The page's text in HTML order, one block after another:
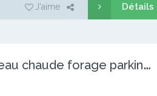
J'aime Détails
A
ppartement avec eau chaude forage parking à TKC. 2 chambre